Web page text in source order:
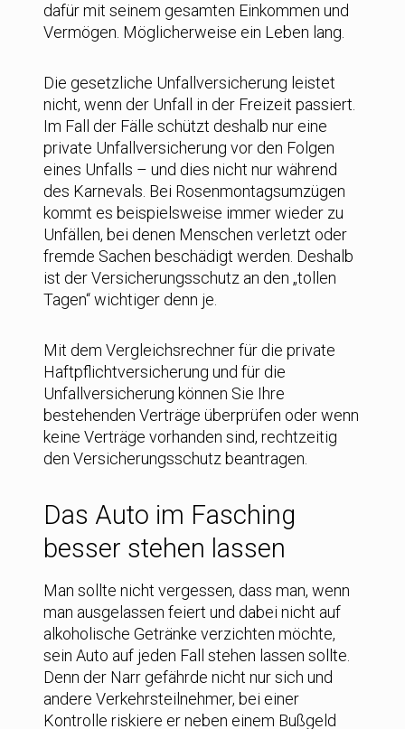
dafür mit seinem gesamten Einkommen und
Vermögen. Möglicherweise ein Leben lang.
Die gesetzliche Unfallversicherung leistet
nicht, wenn der Unfall in der Freizeit passiert.
Im Fall der Fälle schützt deshalb nur eine
private Unfallversicherung vor den Folgen
eines Unfalls – und dies nicht nur während
des Karnevals. Bei Rosenmontagsumzügen
kommt es beispielsweise immer wieder zu
Unfällen, bei denen Menschen verletzt oder
fremde Sachen beschädigt werden. Deshalb
ist der Versicherungsschutz an den „tollen
Tagen“ wichtiger denn je.
Mit dem Vergleichsrechner für die private
Haftpflichtversicherung und für die
Unfallversicherung können Sie Ihre
bestehenden Verträge überprüfen oder wenn
keine Verträge vorhanden sind, rechtzeitig
den Versicherungsschutz beantragen.
Das Auto im Fasching
besser stehen lassen
Man sollte nicht vergessen, dass man, wenn
man ausgelassen feiert und dabei nicht auf
alkoholische Getränke verzichten möchte,
sein Auto auf jeden Fall stehen lassen sollte.
Denn der Narr gefährde nicht nur sich und
andere Verkehrsteilnehmer, bei einer
Kontrolle riskiere er neben einem Bußgeld